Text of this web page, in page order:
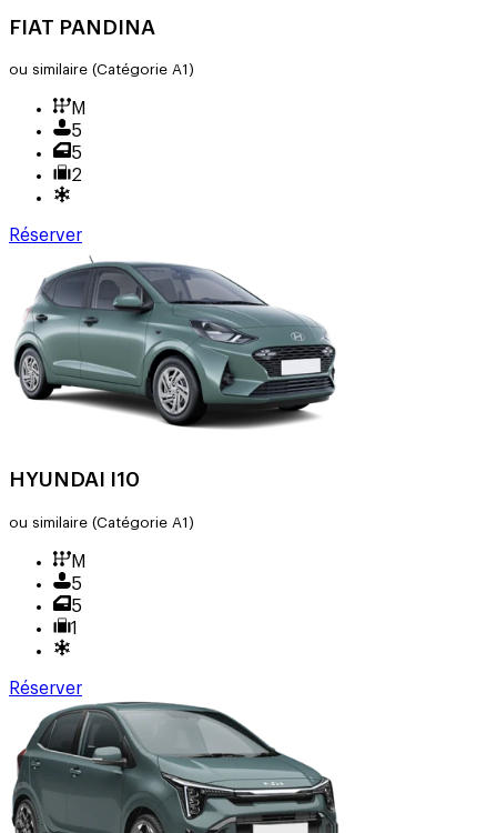
FIAT PANDINA
ou similaire (Catégorie A1)
M
5
5
2
Réserver
HYUNDAI I10
ou similaire (Catégorie A1)
M
5
5
1
Réserver